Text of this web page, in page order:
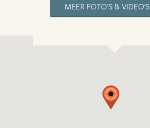
MEER FOTO'S & VIDEO'S